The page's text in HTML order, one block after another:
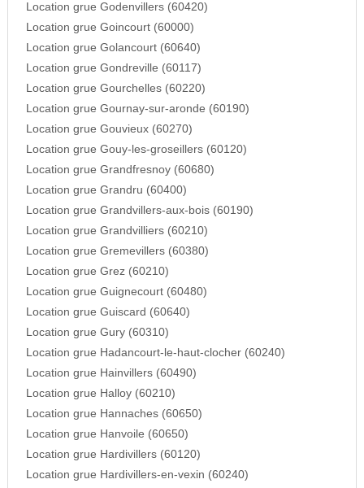
Location grue Godenvillers (60420)
Location grue Goincourt (60000)
Location grue Golancourt (60640)
Location grue Gondreville (60117)
Location grue Gourchelles (60220)
Location grue Gournay-sur-aronde (60190)
Location grue Gouvieux (60270)
Location grue Gouy-les-groseillers (60120)
Location grue Grandfresnoy (60680)
Location grue Grandru (60400)
Location grue Grandvillers-aux-bois (60190)
Location grue Grandvilliers (60210)
Location grue Gremevillers (60380)
Location grue Grez (60210)
Location grue Guignecourt (60480)
Location grue Guiscard (60640)
Location grue Gury (60310)
Location grue Hadancourt-le-haut-clocher (60240)
Location grue Hainvillers (60490)
Location grue Halloy (60210)
Location grue Hannaches (60650)
Location grue Hanvoile (60650)
Location grue Hardivillers (60120)
Location grue Hardivillers-en-vexin (60240)